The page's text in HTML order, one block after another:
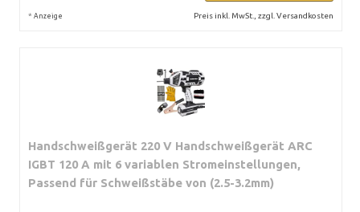
* Anzeige Preis inkl. MwSt., zzgl. Versandkosten
Handschweißgerät 220 V Handschweißgerät ARC
IGBT 120 A mit 6 variablen Stromeinstellungen,
Passend für Schweißstäbe von (2.5-3.2mm)